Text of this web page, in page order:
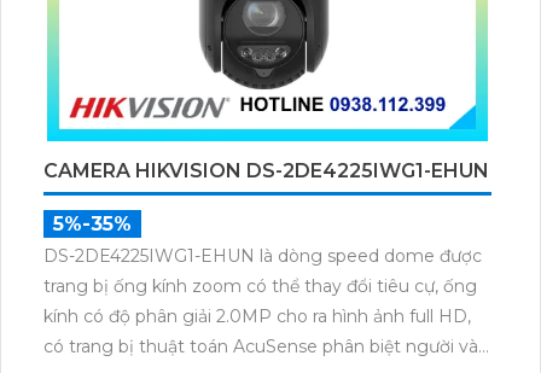
CAMERA HIKVISION DS-2DE4225IWG1-EHUN
5%-35%
DS-2DE4225IWG1-EHUN là dòng speed dome được
trang bị ống kính zoom có thể thay đổi tiêu cự, ống
kính có độ phân giải 2.0MP cho ra hình ảnh full HD,
có trang bị thuật toán AcuSense phân biệt người và